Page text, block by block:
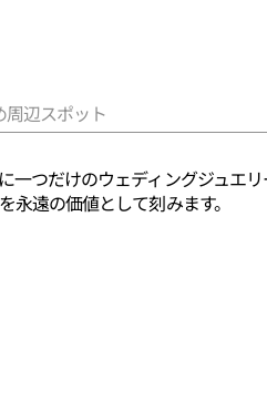
周辺スポット
一つだけのウェディングジュエ
遠の価値として刻みます。